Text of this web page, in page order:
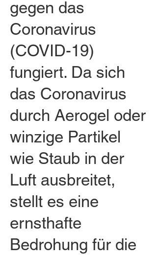
gegen das
Coronavirus
(COVID-19)
fungiert. Da sich
das Coronavirus
durch Aerogel oder
winzige Partikel
wie Staub in der
Luft ausbreitet,
stellt es eine
ernsthafte
Bedrohung für die